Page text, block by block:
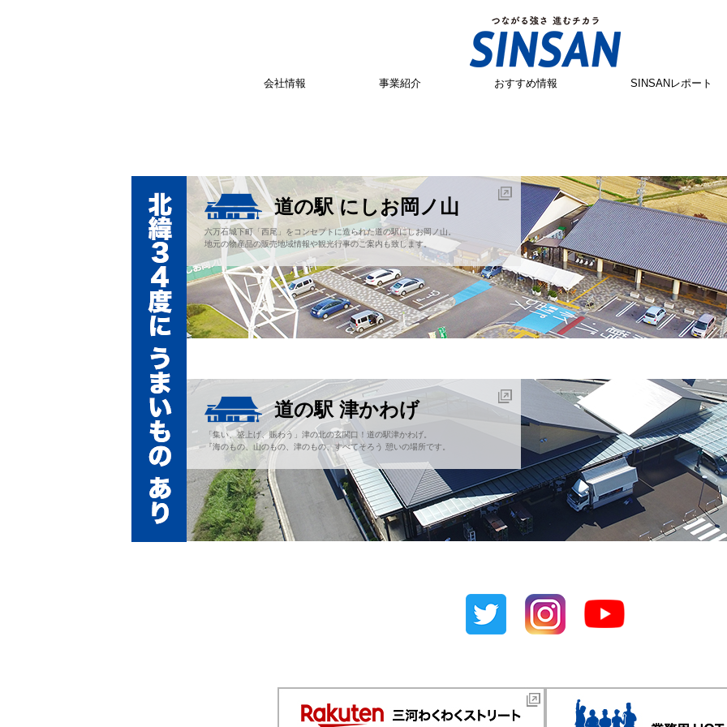
会社情報 事業紹介 おすすめ情報 SINSANレポート
道の駅 にしお岡ノ山
六万石城下町「西尾」をコンセプトに造られた道の駅にしお岡ノ山。
地元の物産品の販売地域情報や観光行事のご案内も致します。
道の駅 津かわげ
「集い、盛上げ、賑わう」津の北の玄関口！道の駅津かわげ。
『海のもの、山のもの、津のもの、すべてそろう 憩いの場所です。